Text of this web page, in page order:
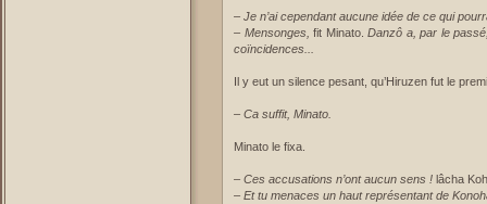
– Je n’ai cependant aucune idée de ce qui
– Mensonges, fit Minato.Danzô a, par le
coïncidences...
Il y eut un silence pesant, qu’Hiruzen fut le
– Ca suffit, Minato.
Minato le fixa.
– Ces accusations n’ont aucun sens ! lâcha
– Et tu menaces un haut représentant de